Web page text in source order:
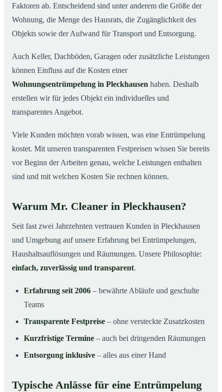
Faktoren ab. Entscheidend sind unter anderem die Größe der
Wohnung, die Menge des Hausrats, die Zugänglichkeit des
Objekts sowie der Aufwand für Transport und Entsorgung.
Auch Keller, Dachböden, Garagen oder zusätzliche Leistungen
können Einfluss auf die Kosten einer
Wohnungsentrümpelung in Pleckhausen haben. Deshalb
erstellen wir für jedes Objekt ein individuelles und
transparentes Angebot.
Viele Kunden möchten vorab wissen, was eine Entrümpelung
kostet. Mit unseren transparenten Festpreisen wissen Sie bereits
vor Beginn der Arbeiten genau, welche Leistungen enthalten
sind und mit welchen Kosten Sie rechnen können.
Warum Mr. Cleaner in Pleckhausen?
Seit fast zwei Jahrzehnten vertrauen Kunden in Pleckhausen
und Umgebung auf unsere Erfahrung bei Entrümpelungen,
Haushaltsauflösungen und Räumungen. Unsere Philosophie:
einfach, zuverlässig und transparent.
Erfahrung seit 2006 – bewährte Abläufe und geschulte
Teams
Transparente Festpreise – ohne versteckte Zusatzkosten
Kurzfristige Termine – auch bei dringenden Räumungen
Entsorgung inklusive – alles aus einer Hand
Typische Anlässe für eine Entrümpelung